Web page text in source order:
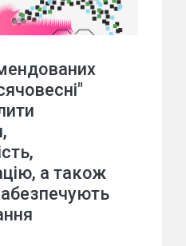
а також